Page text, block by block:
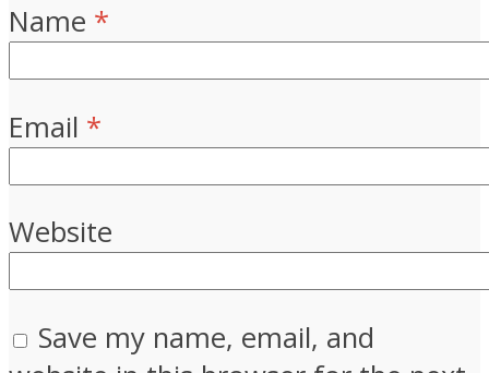
Name *
Email *
Website
Save my name, email, and